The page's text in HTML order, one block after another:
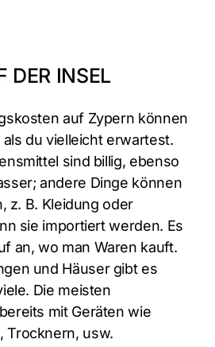
DER INSEL
auf Zypern können
du vielleicht erwartest.
sind billig, ebenso
andere Dinge können
z. B. Kleidung oder
sie importiert werden. Es
an, wo man Waren kauft.
und Häuser gibt es
Die meisten
mit Geräten wie
Trocknern, usw.